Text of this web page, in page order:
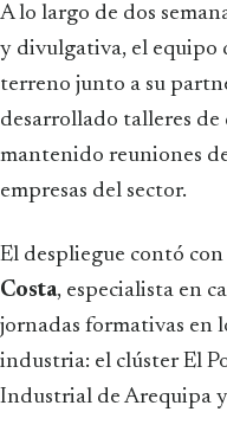
A lo largo de dos
y divulgativa, el equipo
terreno junto a su
desarrollado talleres
mantenido reuniones
empresas del sector.
El despliegue contó
Costa, especialista en
jornadas formativas en
industria: el clúster El
Industrial de Arequipa